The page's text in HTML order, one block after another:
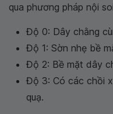
qua phương pháp nội
Độ 0: Dây chằng
Độ 1: Sờn nhẹ bề
Độ 2: Bề mặt dây
Độ 3: Có các chồi
quạ.